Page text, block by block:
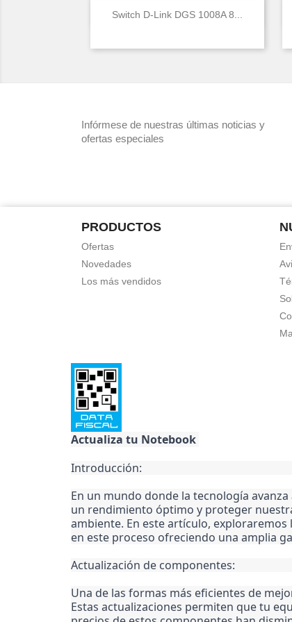
Switch D-Link DGS 1008A 8...
Vista rápida
Infórmese de nuestras últimas noticias y
ofertas especiales
PRODUCTOS
Ofertas
Novedades
Los más vendidos
Actualiza tu Notebook
Introducción:
En un mundo donde la tecnología
un rendimiento óptimo y proteger
ambiente. En este artículo, exploraremos
en este proceso ofreciendo una amplia
Actualización de componentes:
Una de las formas más eficientes de
Estas actualizaciones permiten que tu